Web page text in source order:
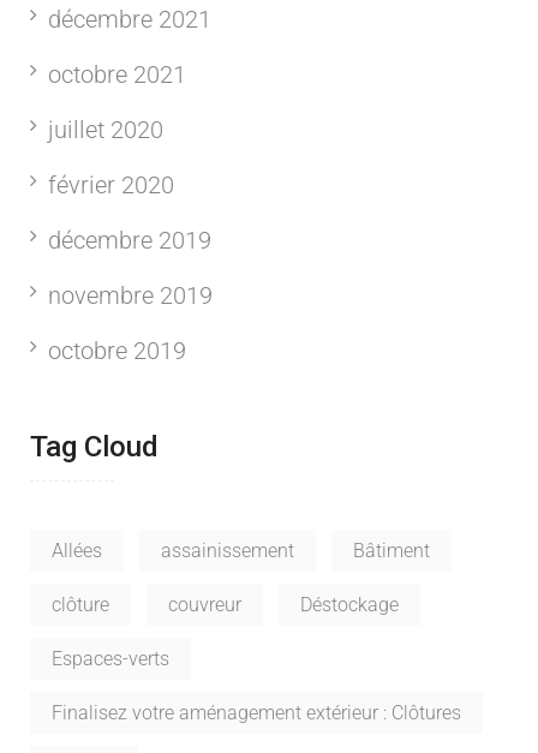
décembre 2021
octobre 2021
juillet 2020
février 2020
décembre 2019
novembre 2019
octobre 2019
Tag Cloud
Allées assainissement Bâtiment
clôture couvreur Déstockage
Espaces-verts
Finalisez votre aménagement extérieur : Clôtures